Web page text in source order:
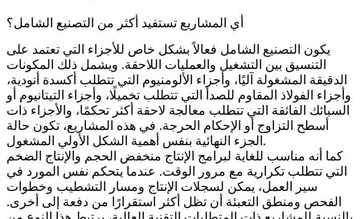
أي المشاريع تستفيد أكثر من التصنيع الشامل؟
يكون التصنيع الشامل فعالاً بشكل خاص للأجزاء التي تعتمد على
التنسيق بين التشغيل والعمليات اللاحقة. ويشمل ذلك المكونات
الدقيقة المشغولة آليًا، وأجزاء الألومنيوم التي تتطلب أكسدة أنودية،
وأجزاء الفولاذ المقاوم للصدأ التي تتطلب تخميلًا، وأجزاء التيتانيوم أو
السبائك الفائقة التي تتطلب معالجة لاحقة أكثر تحكمًا، والأجزاء ذات
أسطح التزاوج أو الإحكام الحرجة. في هذه المشاريع، تكون حالة
الجزء النهائية بنفس أهمية الشكل الأولي المشغول.
كما أنه مناسب للغاية لبرامج الإنتاج منخفض الحجم والإنتاج الضخم
التي تتطلب تكرارية مع مرور الوقت. عندما يتحكم نفس المورد في
سير العمل، يمكن لسجلات الإنتاج ومسار التشطيب وخطوات
الفحص ومنطق التعبئة أن تظل أكثر استقرارًا من دفعة إلى أخرى.